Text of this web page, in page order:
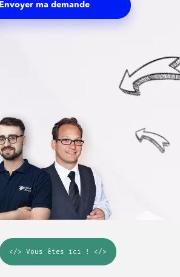
Envoyer ma demande
</> Vous êtes ici ! </>